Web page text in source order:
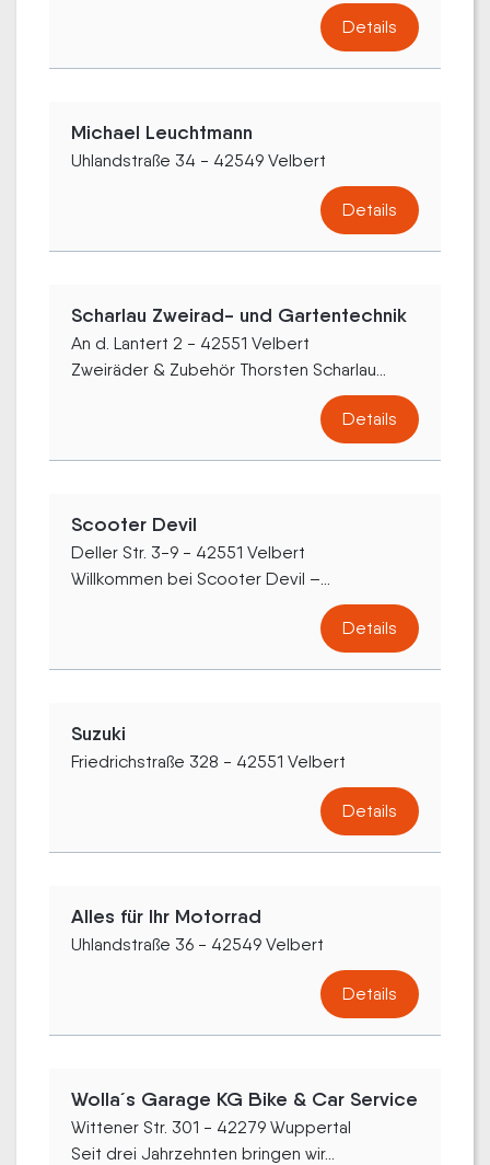
Details
Michael Leuchtmann
Uhlandstraße 34 - 42549 Velbert
Details
Scharlau Zweirad- und Gartentechnik
An d. Lantert 2 - 42551 Velbert
Zweiräder & Zubehör Thorsten Scharlau...
Details
Scooter Devil
Deller Str. 3-9 - 42551 Velbert
Willkommen bei Scooter Devil –...
Details
Suzuki
Friedrichstraße 328 - 42551 Velbert
Details
Alles für Ihr Motorrad
Uhlandstraße 36 - 42549 Velbert
Details
Wolla´s Garage KG Bike & Car Service
Wittener Str. 301 - 42279 Wuppertal
Seit drei Jahrzehnten bringen wir...